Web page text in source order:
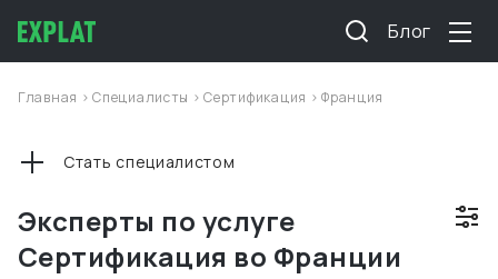
Блог
Главная >Специалисты >Сертификация >Франция
Эксперты по услуге
Сертификация во Франции
Стать специалистом